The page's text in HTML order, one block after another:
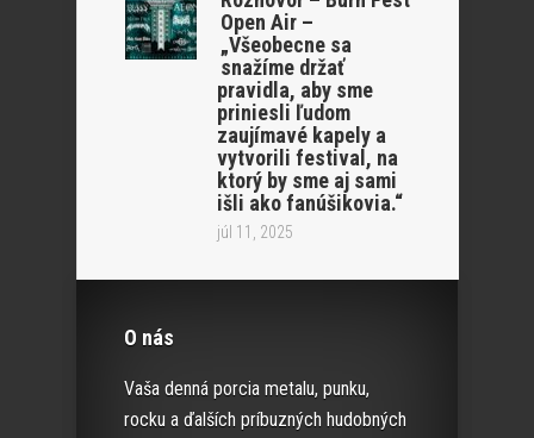
Open Air –
„Všeobecne sa
snažíme držať
pravidla, aby sme
priniesli ľudom
zaujímavé kapely a
vytvorili festival, na
ktorý by sme aj sami
išli ako fanúšikovia.“
júl 11, 2025
O nás
Vaša denná porcia metalu, punku,
rocku a ďalších príbuzných hudobných